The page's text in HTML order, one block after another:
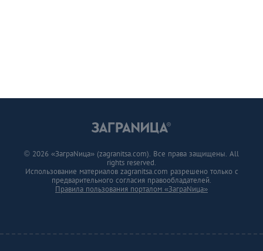
© 2026 «ЗаграNица» (zagranitsa.com). Все права защищены. All
rights reserved.
Использование материалов zagranitsa.com разрешено только с
предварительного согласия правообладателей.
Правила пользования порталом «ЗаграNица»